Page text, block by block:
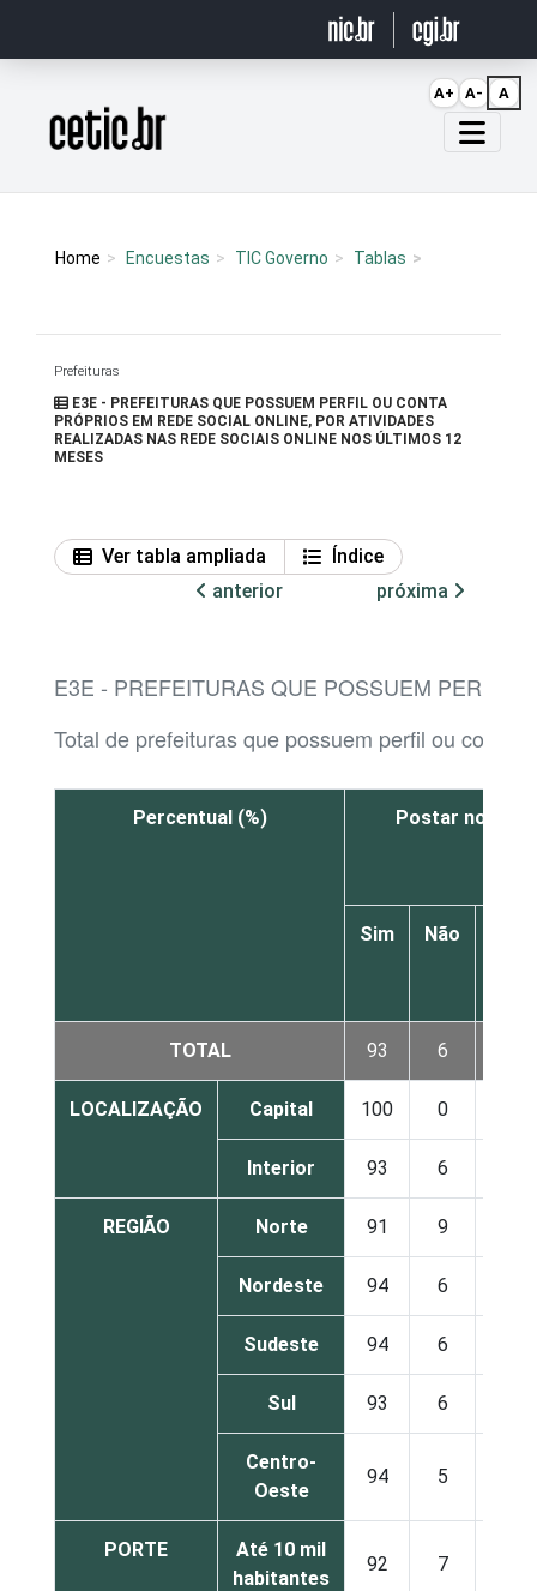
Página inicial
Home Encuestas TIC Governo Tablas
Prefeituras
E3E - PREFEITURAS QUE POSSUEM PERFIL OU CONTA
PRÓPRIOS EM REDE SOCIAL ONLINE, POR ATIVIDADES
REALIZADAS NAS REDE SOCIAIS ONLINE NOS ÚLTIMOS 12
MESES
Ver tabla ampliada
Índice
anterior
próxima
E3E - PREFEITURAS QUE POSSUEM PERFIL
Total de prefeituras que possuem perfil ou conta
Percentual (%) Postar
Sim Não
TOTAL 93 6
LOCALIZAÇÃO Capital 100 0
Interior 93 6
REGIÃO Norte 91 9
Nordeste 94 6
Sudeste 94 6
Sul 93 6
Centro-
Oeste
94 5
PORTE
Até 10 mil
habitantes
92 7
A+ A- A